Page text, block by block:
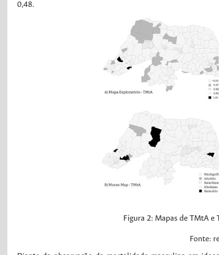
0,48.
Figura 2: Mapas de TMtA e
Fonte: